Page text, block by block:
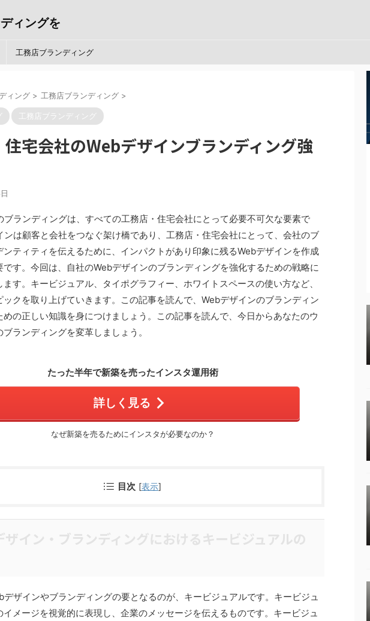
ィングを
工務店ブランディング
ィング > 工務店ブランディング >
工務店ブランディング
住宅会社のWebデザインブランディング強
ブランディングは、すべての工務店・住宅会社にとって必要不可欠な要素で
ンは顧客と会社をつなぐ架け橋であり、工務店・住宅会社にとって、会社のブ
ンティティを伝えるために、インパクトがあり印象に残るWebデザインを作成
です。今回は、自社のWebデザインのブランディングを強化するための戦略に
す。キービジュアル、タイポグラフィー、ホワイトスペースの使い方など、
ックを取り上げていきます。この記事を読んで、Webデザインのブランディン
めの正しい知識を身につけましょう。この記事を読んで、今日からあなたのウ
ランディングを変革しましょう。
たった半年で新築を売ったインスタ運用術
詳しく見る
なぜ新築を売るためにインスタが必要なのか？
目次 [表示]
デザインやブランディングの要となるのが、キービジュアルです。キービジュ
イメージを視覚的に表現し、企業のメッセージを伝えるものです。キービジュ